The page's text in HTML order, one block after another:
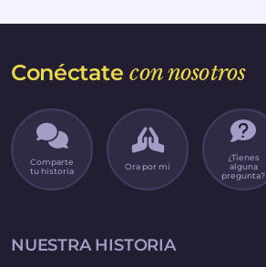
Conéctatecon nosotros
Comparte
tu historia
Ora por mí
¿Tienes
alguna
pregunta?
NUESTRA HISTORIA